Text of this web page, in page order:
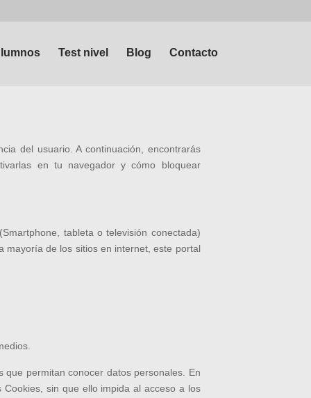
Test nivel Blog Contacto
del usuario. A continuación, encontrarás
en tu navegador y cómo bloquear
tableta o televisión conectada)
mayoría de los sitios en internet, este portal
permitan conocer datos personales. En
sin que ello impida al acceso a los